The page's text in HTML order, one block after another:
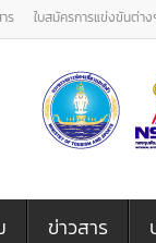
ร ใบสมัครการแข่งขันต่าง
ข่าวสาร